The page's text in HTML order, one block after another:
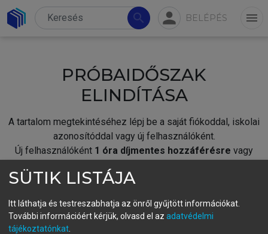
search person BELÉPÉS menu
PRÓBAIDŐSZAK
ELINDÍTÁSA
A tartalom megtekintéséhez lépj be a saját fiókoddal, iskolai
azonosítóddal vagy új felhasználóként.
Új felhasználóként 1 óra díjmentes hozzáférésre vagy
fiókoddal,vagy hozz létre új fiókot.
A regisztráció után apróbaidőszakautomatikusan
SÜTIK LISTÁJA
Itt láthatja és testreszabhatja az önről gyűjtött információkat.
További információért kérjük, olvasd el az adatvédelmi
tájékoztatónkat